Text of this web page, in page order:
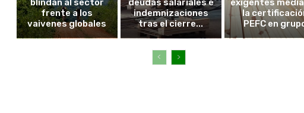
blindan al sector
frente a los
vaivenes globales
deudas salariales e
indemnizaciones
tras el cierre...
exigentes
la
PEFC en